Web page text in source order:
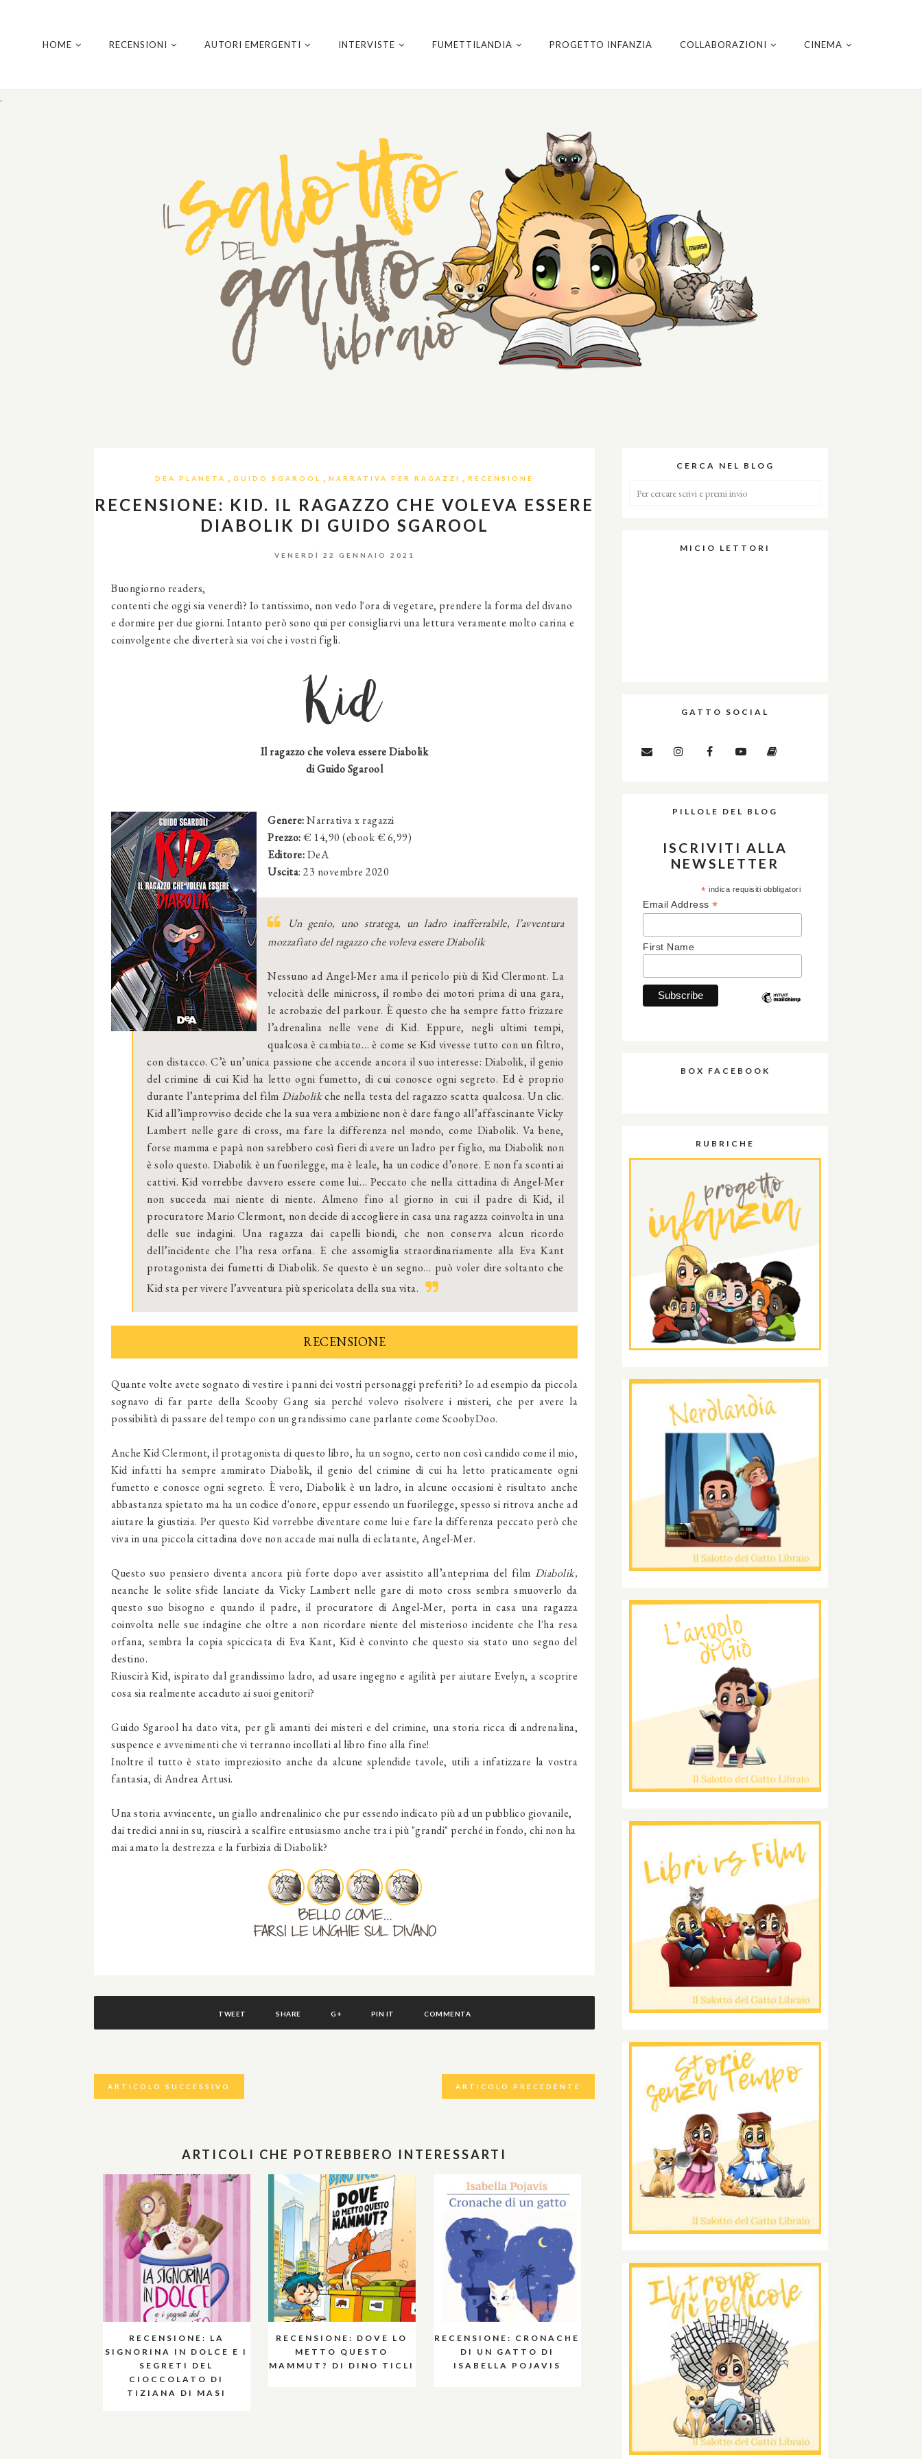
.
HOME RECENSIONI AUTORI EMERGENTI INTERVISTE FUMETTILANDIA PROGETTO INFANZIA COLLABORAZIONI CINEMA
DEA PLANETA , GUIDO SGAROOL , NARRATIVA PER RAGAZZI , RECENSIONE
RECENSIONE: KID. IL RAGAZZO CHE VOLEVA ESSERE
DIABOLIK DI GUIDO SGAROOL
VENERDÌ 22 GENNAIO 2021
Buongiorno readers,
contenti che oggi sia venerdì? Io tantissimo, non vedo l'ora di vegetare, prendere la forma del divano
e dormire per due giorni. Intanto però sono qui per consigliarvi una lettura veramente molto carina e
coinvolgente che diverterà sia voi che i vostri figli.
Kid
Il ragazzo che voleva essere Diabolik
di Guido Sgarool
Genere:Narrativa x ragazzi
Prezzo:€ 14,90 (ebook € 6,99)
Editore:DeA
Uscita: 23 novembre 2020
Un genio, uno stratega, un ladro inafferrabile, l’avventura
mozzafiato del ragazzo che voleva essere Diabolik
Nessuno ad Angel-Mer ama il pericolo più di Kid Clermont. La
velocità delle minicross, il rombo dei motori prima di una gara,
le acrobazie del parkour. È questo che ha sempre fatto frizzare
l’adrenalina nelle vene di Kid. Eppure, negli ultimi tempi,
qualcosa è cambiato… è come se Kid vivesse tutto con un filtro,
con distacco. C’è un’unica passione che accende ancora il suo interesse: Diabolik, il genio
del crimine di cui Kid ha letto ogni fumetto, di cui conosce ogni segreto. Ed è proprio
durante l’anteprima del filmDiabolikche nella testa del ragazzo scatta qualcosa. Un clic.
Kid all’improvviso decide che la sua vera ambizione non è dare fango all’affascinante Vicky
Lambert nelle gare di cross, ma fare la differenza nel mondo, come Diabolik. Va bene,
forse mamma e papà non sarebbero così fieri di avere un ladro per figlio, ma Diabolik non
è solo questo. Diabolik è un fuorilegge, ma è leale, ha un codice d’onore. E non fa sconti ai
cattivi. Kid vorrebbe davvero essere come lui… Peccato che nella cittadina di Angel-Mer
non succeda mai niente di niente. Almeno fino al giorno in cui il padre di Kid, il
procuratore Mario Clermont, non decide di accogliere in casa una ragazza coinvolta in una
delle sue indagini. Una ragazza dai capelli biondi, che non conserva alcun ricordo
dell’incidente che l’ha resa orfana. E che assomiglia straordinariamente alla Eva Kant
protagonista dei fumetti di Diabolik. Se questo è un segno… può voler dire soltanto che
Kid sta per vivere l’avventura più spericolata della sua vita.
RECENSIONE
Quante volte avete sognato di vestire i panni dei vostri personaggi preferiti? Io ad esempio da piccola
sognavo di far parte della Scooby Gang sia perché volevo risolvere i misteri, che per avere la
possibilità di passare del tempo con un grandissimo cane parlante come ScoobyDoo.
Anche Kid Clermont, il protagonista di questo libro, ha un sogno, certo non così candido come il mio,
Kid infatti ha sempre ammirato Diabolik, il genio del crimine di cui ha letto praticamente ogni
fumetto e conosce ogni segreto. È vero, Diabolik è un ladro, in alcune occasioni è risultato anche
abbastanza spietato ma ha un codice d'onore, eppur essendo un fuorilegge, spesso si ritrova anche ad
aiutare la giustizia. Per questo Kid vorrebbe diventare come lui e fare la differenza peccato però che
viva in una piccola cittadina dove non accade mai nulla di eclatante, Angel-Mer.
Questo suo pensiero diventa ancora più forte dopo aver assistito all’anteprima del film Diabolik,
neanche le solite sfide lanciate da Vicky Lambert nelle gare di moto cross sembra smuoverlo da
questo suo bisogno e quando il padre, il procuratore di Angel-Mer, porta in casa una ragazza
coinvolta nelle sue indagine che oltre a non ricordare niente del misterioso incidente che l'ha resa
orfana, sembra la copia spiccicata di Eva Kant, Kid è convinto che questo sia stato uno segno del
destino.
Riuscirà Kid, ispirato dal grandissimo ladro, ad usare ingegno e agilità per aiutare Evelyn, a scoprire
cosa sia realmente accaduto ai suoi genitori?
Guido Sgarool ha dato vita, per gli amanti dei misteri e del crimine, una storia ricca di andrenalina,
suspence e avvenimenti che vi terranno incollati al libro fino alla fine!
Inoltre il tutto è stato impreziosito anche da alcune splendide tavole, utili a infatizzare la vostra
fantasia, di Andrea Artusi.
Una storia avvincente, un giallo andrenalinico che pur essendo indicato più ad un pubblico giovanile,
dai tredici anni in su, riuscirà a scalfire entusiasmo anche tra i più "grandi" perché in fondo, chi non ha
mai amato la destrezza e la furbizia di Diabolik?
TWEET SHARE G+ PIN IT COMMENTA
ARTICOLO SUCCESSIVO ARTICOLO PRECEDENTE
ARTICOLI CHE POTREBBERO INTERESSARTI
RECENSIONE: LA
SIGNORINA IN DOLCE E I
SEGRETI DEL
CIOCCOLATO DI
TIZIANA DI MASI
RECENSIONE: DOVE LO
METTO QUESTO
MAMMUT? DI DINO TICLI
RECENSIONE: CRONACHE
DI UN GATTO DI
ISABELLA POJAVIS
CERCA NEL BLOG
MICIO LETTORI
GATTO SOCIAL
PILLOLE DEL BLOG
ISCRIVITI ALLA
NEWSLETTER
* indica requisiti obbligatori
Email Address *
First Name
BOX FACEBOOK
RUBRICHE